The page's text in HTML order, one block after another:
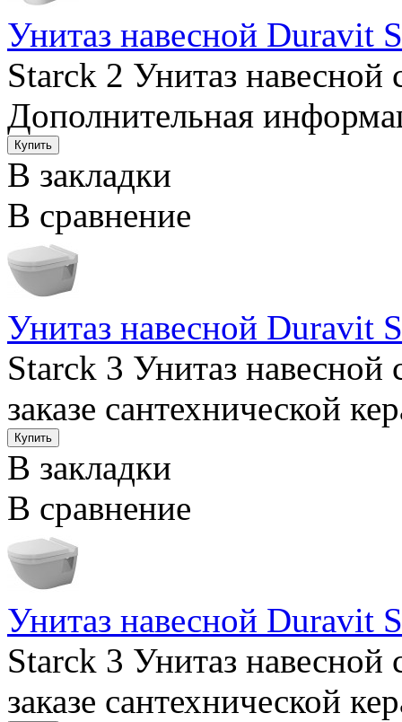
Унитаз навесной Duravit
Starck 2 Унитаз
Дополнительная
В закладки
В сравнение
Унитаз навесной Duravit
Starck 3 Унитаз
заказе сантехнической
В закладки
В сравнение
Унитаз навесной Duravit
Starck 3 Унитаз
заказе сантехнической